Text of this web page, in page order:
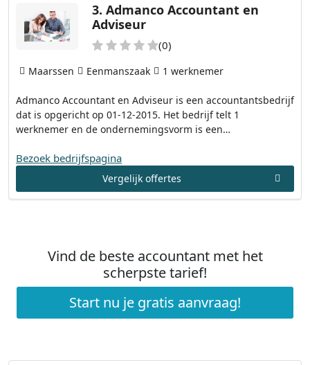
3. Admanco Accountant en
Adviseur
(0)
Admanco Accountant en Adviseur is een accountantsbedrijf
dat is opgericht op 01-12-2015. Het bedrijf telt 1
werknemer en de ondernemingsvorm is een…
Maarssen Eenmanszaak 1 werknemer
Bezoek bedrijfspagina
Vergelijk offertes
Vind de beste accountant met het
scherpste tarief!
Start nu je gratis aanvraag!